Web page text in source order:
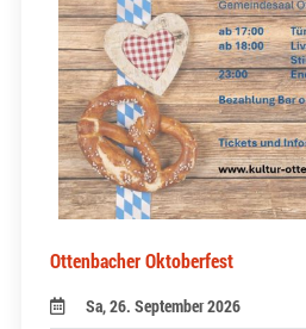
Ottenbacher Oktoberfest
Sa, 26. September 2026